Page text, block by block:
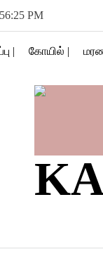
56:25 PM
| கோயில் |